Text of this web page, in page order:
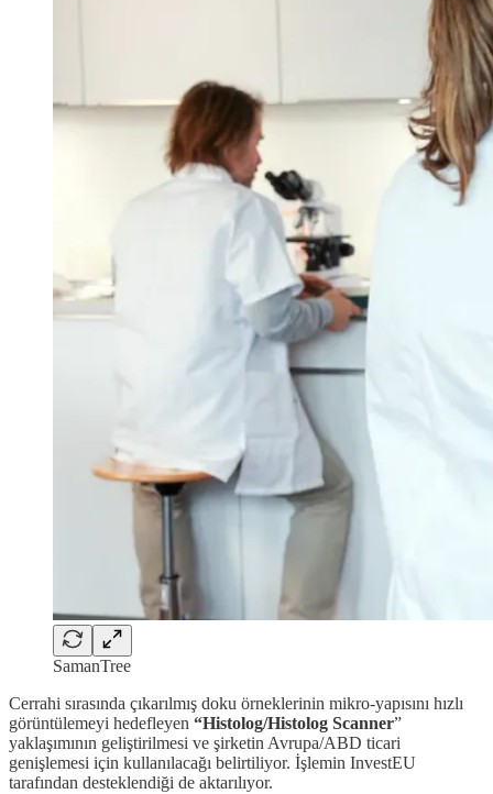
SamanTree
Cerrahi sırasında çıkarılmış doku örneklerinin mikro-yapısını hızlı
görüntülemeyi hedefleyen “Histolog/Histolog Scanner”
yaklaşımının geliştirilmesi ve şirketin Avrupa/ABD ticari
genişlemesi için kullanılacağı belirtiliyor. İşlemin InvestEU
tarafından desteklendiği de aktarılıyor.